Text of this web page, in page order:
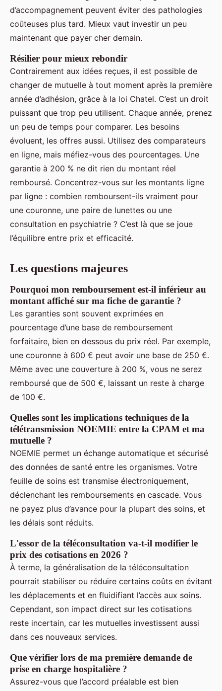
d’accompagnement peuvent éviter des pathologies
coûteuses plus tard. Mieux vaut investir un peu
maintenant que payer cher demain.
Résilier pour mieux rebondir
Contrairement aux idées reçues, il est possible de
changer de mutuelle à tout moment après la première
année d’adhésion, grâce à la loi Chatel. C’est un droit
puissant que trop peu utilisent. Chaque année, prenez
un peu de temps pour comparer. Les besoins
évoluent, les offres aussi. Utilisez des comparateurs
en ligne, mais méfiez-vous des pourcentages. Une
garantie à 200 % ne dit rien du montant réel
remboursé. Concentrez-vous sur les montants ligne
par ligne : combien remboursent-ils vraiment pour
une couronne, une paire de lunettes ou une
consultation en psychiatrie ? C’est là que se joue
l’équilibre entre prix et efficacité.
Les questions majeures
Pourquoi mon remboursement est-il inférieur au
montant affiché sur ma fiche de garantie ?
Les garanties sont souvent exprimées en
pourcentage d’une base de remboursement
forfaitaire, bien en dessous du prix réel. Par exemple,
une couronne à 600 € peut avoir une base de 250 €.
Même avec une couverture à 200 %, vous ne serez
remboursé que de 500 €, laissant un reste à charge
de 100 €.
Quelles sont les implications techniques de la
télétransmission NOEMIE entre la CPAM et ma
mutuelle ?
NOEMIE permet un échange automatique et sécurisé
des données de santé entre les organismes. Votre
feuille de soins est transmise électroniquement,
déclenchant les remboursements en cascade. Vous
ne payez plus d’avance pour la plupart des soins, et
les délais sont réduits.
L'essor de la téléconsultation va-t-il modifier le
prix des cotisations en 2026 ?
À terme, la généralisation de la téléconsultation
pourrait stabiliser ou réduire certains coûts en évitant
les déplacements et en fluidifiant l’accès aux soins.
Cependant, son impact direct sur les cotisations
reste incertain, car les mutuelles investissent aussi
dans ces nouveaux services.
Que vérifier lors de ma première demande de
prise en charge hospitalière ?
Assurez-vous que l’accord préalable est bien